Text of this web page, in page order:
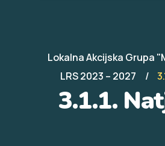
Lokalna Akcijska Grupa
LRS 2023 – 2027
3.1.1.